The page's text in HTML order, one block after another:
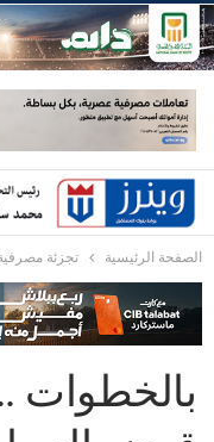
الصفحة الرئيسية تجزئة